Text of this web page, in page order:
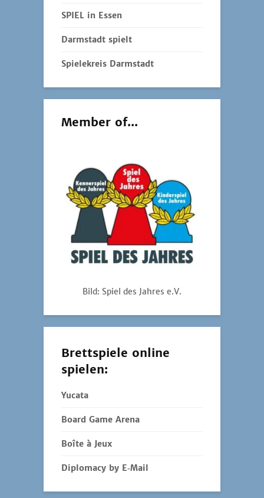
SPIEL in Essen
Darmstadt spielt
Spielekreis Darmstadt
Member of...
Bild: Spiel des Jahres e.V.
Brettspiele online
spielen:
Yucata
Board Game Arena
Boîte à Jeux
Diplomacy by E‑Mail